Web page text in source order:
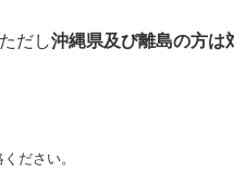
だし沖縄県及び離島の方は
ださい。